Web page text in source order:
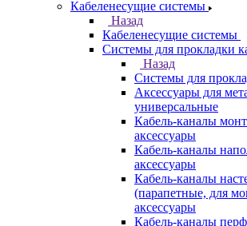
Кабеленесущие системы
Назад
Кабеленесущие системы
Системы для прокладки
Назад
Системы для
Аксессуары для
универсальные
Кабель-каналы
аксессуары
Кабель-каналы
аксессуары
Кабель-каналы
(парапетные, для
аксессуары
Кабель-каналы